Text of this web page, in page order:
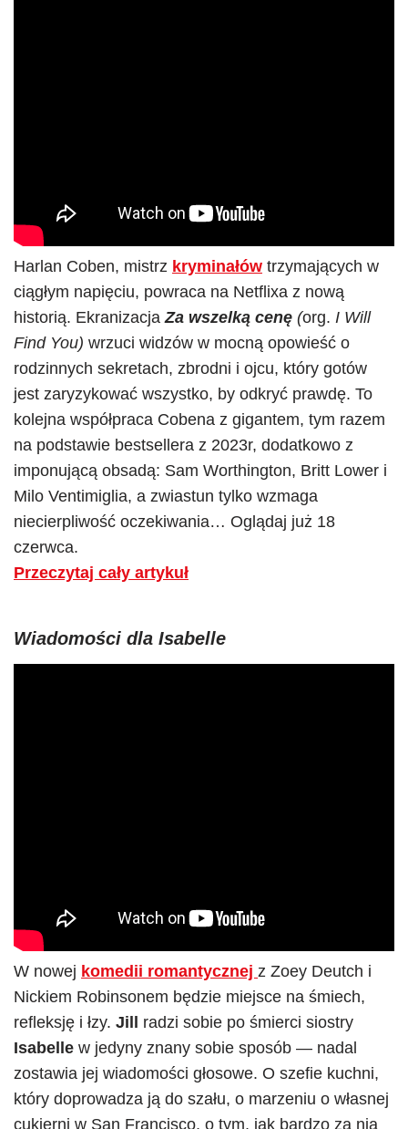
Harlan Coben, mistrz kryminałów trzymających w
ciągłym napięciu, powraca na Netflixa z nową
historią. EkranizacjaZa wszelką cenę (org. I Will
Find You) wrzuci widzów w mocną opowieść o
rodzinnych sekretach, zbrodni i ojcu, który gotów
jest zaryzykować wszystko, by odkryć prawdę. To
kolejna współpraca Cobena z gigantem, tym razem
na podstawie bestsellera z 2023r, dodatkowo z
imponującą obsadą: Sam Worthington, Britt Lower i
Milo Ventimiglia, a zwiastun tylko wzmaga
niecierpliwość oczekiwania… Oglądaj już 18
czerwca.
Przeczytaj cały artykuł
Wiadomości dla Isabelle
W nowej komedii romantycznej z Zoey Deutch i
Nickiem Robinsonem będzie miejsce na śmiech,
refleksję i łzy. Jill
radzi sobie po śmierci siostry
Isabelle w jedyny znany sobie sposób — nadal
zostawia jej wiadomości głosowe. O szefie kuchni,
który doprowadza ją do szału, o marzeniu o własnej
cukierni w San Francisco, o tym, jak bardzo za nią